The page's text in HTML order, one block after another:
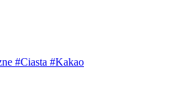
#Ciasta #Kakao